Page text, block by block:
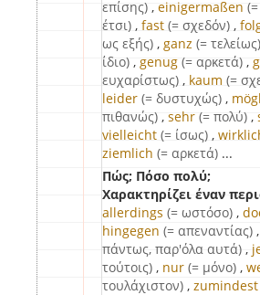
επίσης) , einigermaßen
έτσι) , fast (= σχεδόν) ,
ως εξής) , ganz (= τελείως)
ίδιο) , genug (= αρκετά) ,
ευχαρίστως) , kaum (=
leider (= δυστυχώς) ,
πιθανώς) , sehr (= πολύ) ,
vielleicht (= ίσως) ,
ziemlich (= αρκετά) ...
Πώς; Πόσο πολύ;
Χαρακτηρίζει έναν
allerdings (= ωστόσο) ,
hingegen (= απεναντίας) ,
πάντως, παρ'όλα αυτά) ,
τούτοις) , nur (= μόνο) ,
τουλάχιστον) , zumindest